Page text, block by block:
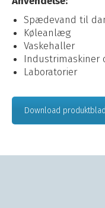
Spædevand til
Køleanlæg
Vaskehaller
Industrimaskiner
Laboratorier
Download produktblad